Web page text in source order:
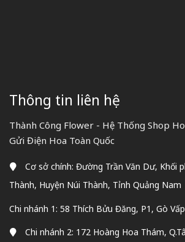
Thông tin liên hệ
Thành Công Flower - Hệ Thống Shop
Gửi Điện Hoa Toàn Quốc
Cơ sở chính: Đường Trần Văn Dư, Khối
Thành, Huyện Núi Thành, Tỉnh Quảng Nam
Chi nhánh 1: 58 Thích Bửu Đăng, P1, Gò
Chi nhánh 2: 172 Hoàng Hoa Thám,